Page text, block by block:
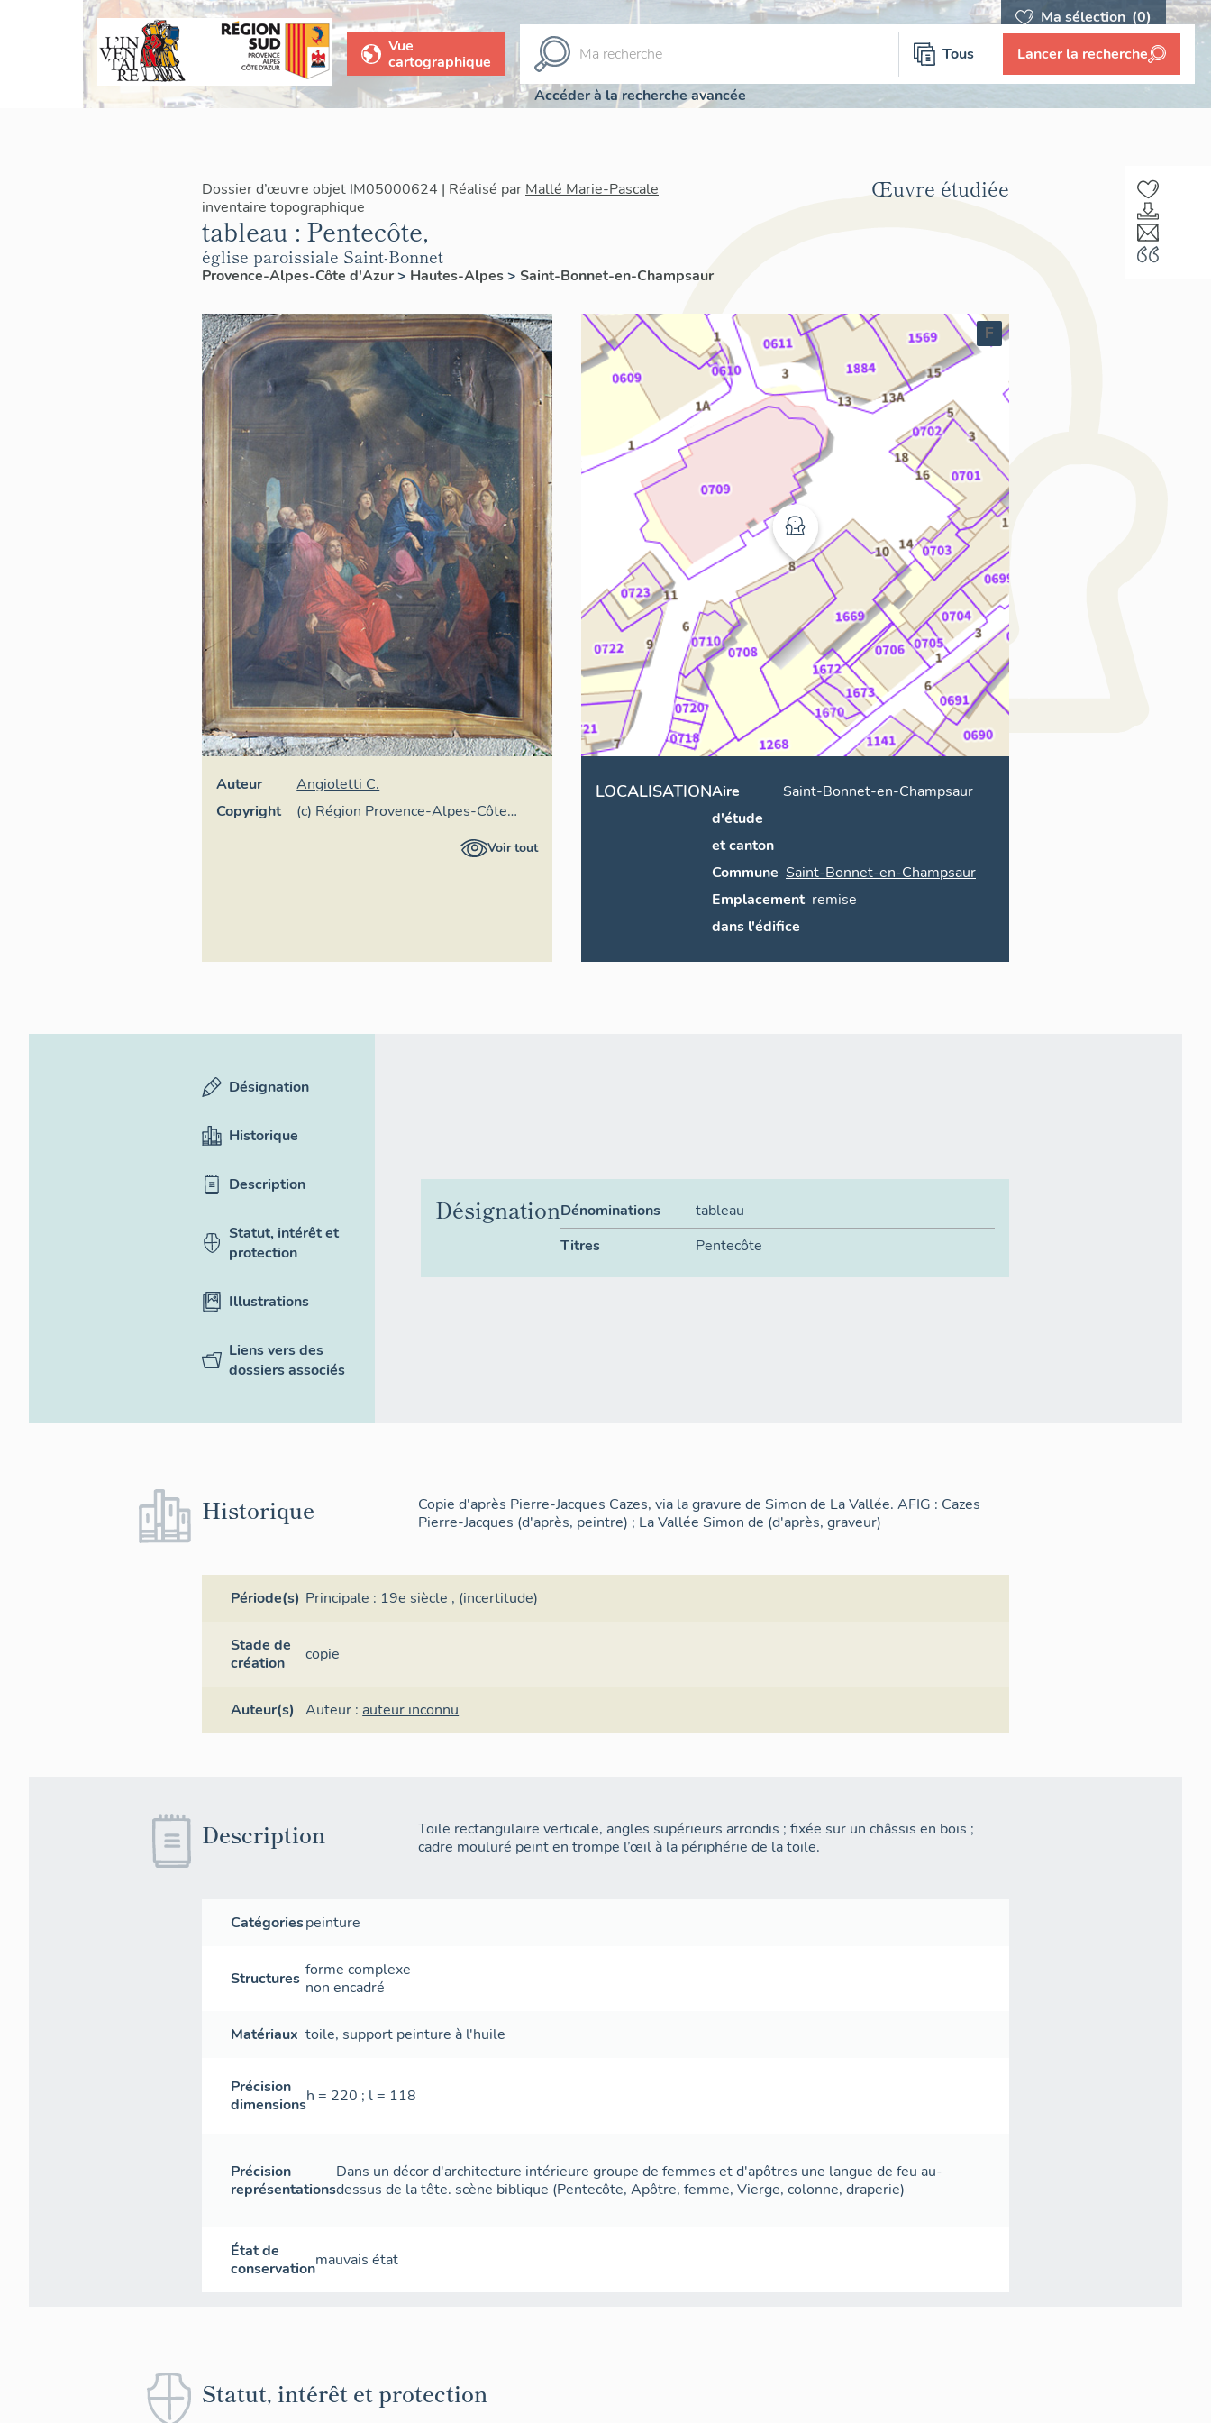
Ma sélection (0)
Vue
cartographique
Tous Lancer la recherche
Accéder à la recherche avancée
Dossier d’œuvre objet IM05000624 | Réalisé par Mallé Marie-Pascale
inventaire topographique
tableau : Pentecôte,
église paroissiale Saint-Bonnet
Provence-Alpes-Côte d'Azur> Hautes-Alpes> Saint-Bonnet-en-Champsaur
Œuvre étudiée
Auteur
Angioletti C.
Copyright
(c) Région Provence-Alpes-Côte
d'Azur - Inventaire général
Voir tout
F
LOCALISATIONAire
d'étude
et canton
Saint-Bonnet-en-Champsaur
Commune Saint-Bonnet-en-Champsaur
Emplacement
dans l'édifice
remise
Désignation
Historique
Description
Statut, intérêt et
protection
Illustrations
Liens vers des
dossiers associés
DésignationDénominations
tableau
Titres
Pentecôte
Historique
Copie d'après Pierre-Jacques Cazes, via la gravure de Simon de La Vallée. AFIG : Cazes
Pierre-Jacques (d'après, peintre) ; La Vallée Simon de (d'après, graveur)
Période(s) Principale : 19e siècle , (incertitude)
Stade de
création
copie
Auteur(s) Auteur : auteur inconnu
Description
Toile rectangulaire verticale, angles supérieurs arrondis ; fixée sur un châssis en bois ;
cadre mouluré peint en trompe l’œil à la périphérie de la toile.
Catégoriespeinture
Structures forme complexe
non encadré
Matériaux toile,support peinture à l'huile
Précision
dimensionsh = 220 ; l = 118
Précision
représentations
Dans un décor d'architecture intérieure groupe de femmes et d'apôtres une langue de feu au-
dessus de la tête. scène biblique (Pentecôte, Apôtre, femme, Vierge, colonne, draperie)
État de
conservationmauvais état
Statut, intérêt et protection